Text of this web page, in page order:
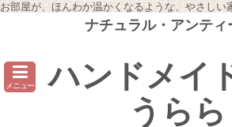
お部屋が、ほんわか温かくなるような、やさ
ナチュラル・アンティ
メニュー ハンドメイ
うらら